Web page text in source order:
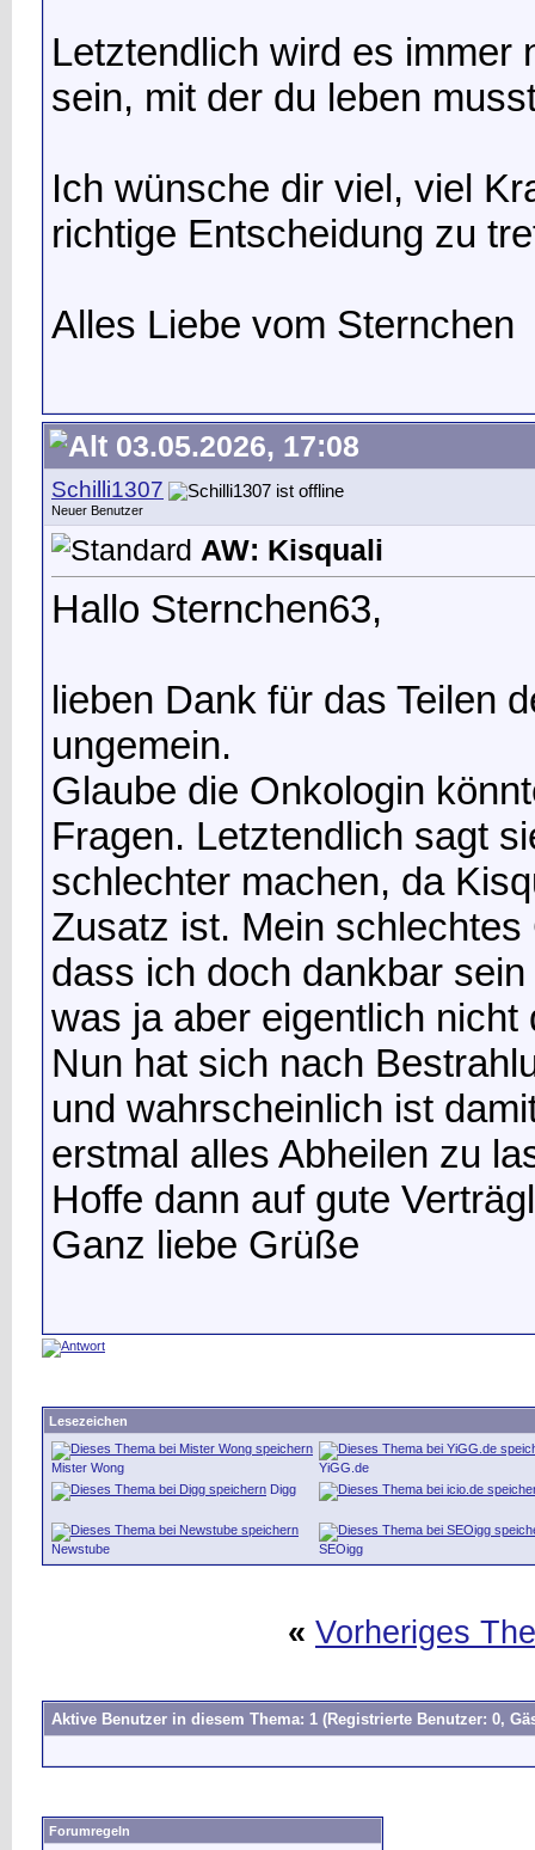
Letztendlich wird es immer
sein, mit der du leben
Ich wünsche dir viel, viel
richtige Entscheidung zu
Alles Liebe vom Sternchen
03.05.2026, 17:08
Schilli1307
Neuer Benutzer
AW: Kisquali
Hallo Sternchen63,
lieben Dank für das Teilen
ungemein.
Glaube die Onkologin
Fragen. Letztendlich sagt
schlechter machen, da
Zusatz ist. Mein
dass ich doch dankbar
was ja aber eigentlich nicht
Nun hat sich nach
und wahrscheinlich ist
erstmal alles Abheilen zu
Hoffe dann auf gute
Ganz liebe Grüße
Lesezeichen
Mister Wong
YiGG.de
Digg
Newstube SEOigg
« Vorheriges
Aktive Benutzer in diesem Thema: 1 (Registrierte Benutzer: 0,
Forumregeln